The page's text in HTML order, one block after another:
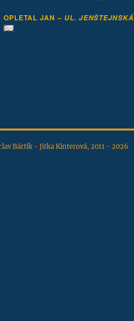
OPLETAL JAN – UL. JENŠTEJNSKÁ
Bártík - Jitka Kinterová, 2011 - 2026